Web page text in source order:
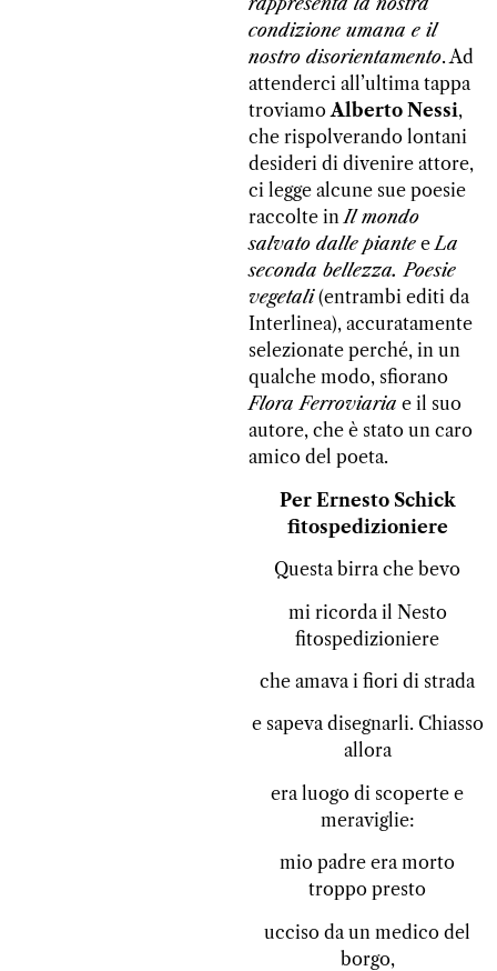
condizione umana e il
nostro disorientamento. Ad
attenderci all’ultima tappa
troviamoAlberto Nessi,
che rispolverando lontani
desideri di divenire attore,
ci legge alcune sue poesie
raccolte inIl mondo
salvato dalle piante eLa
seconda bellezza. Poesie
vegetali(entrambi editi da
Interlinea), accuratamente
selezionate perché, in un
qualche modo, sfiorano
Flora Ferroviaria e il suo
autore, che è stato un caro
amico del poeta.
Per Ernesto Schick
fitospedizioniere
Questa birra che bevo
mi ricorda il Nesto
fitospedizioniere
che amava i fiori di strada
e sapeva disegnarli. Chiasso
allora
era luogo di scoperte e
meraviglie:
mio padre era morto
troppo presto
ucciso da un medico del
borgo,